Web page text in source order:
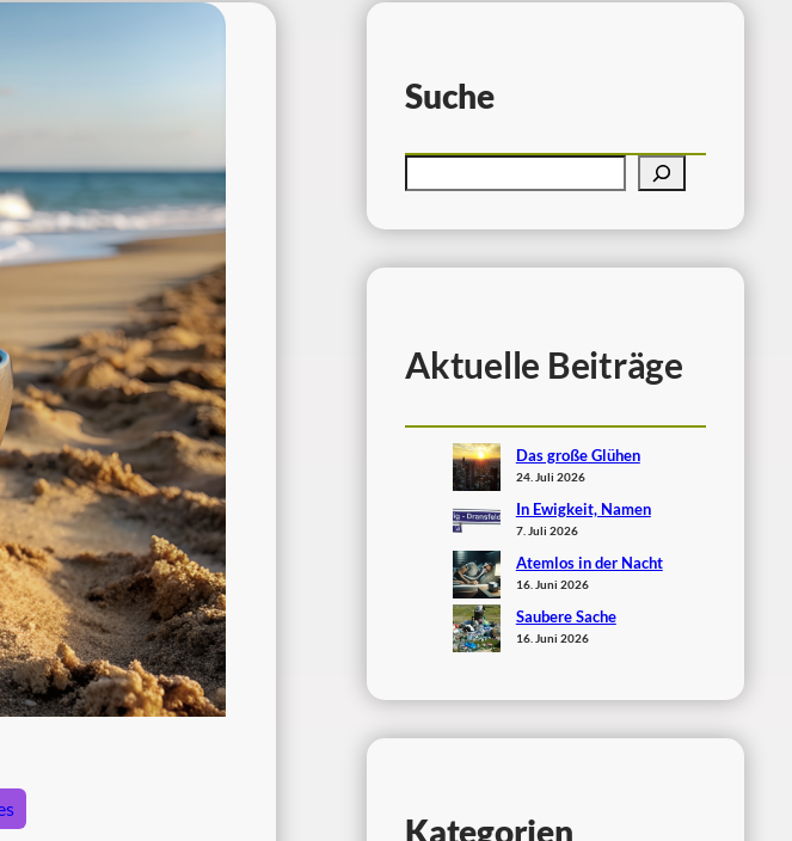
Suche
Aktuelle Beiträge
Das große Glühen
24. Juli 2026
In Ewigkeit, Namen
7. Juli 2026
Atemlos in der Nacht
16. Juni 2026
Saubere Sache
16. Juni 2026
Kategorien